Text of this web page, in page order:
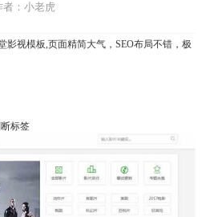
： 小老虎
影视模板,页面精简大气，SEO布局不错，极
标签